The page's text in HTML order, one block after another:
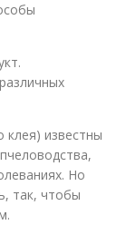
клея) известны
Но
так, чтобы